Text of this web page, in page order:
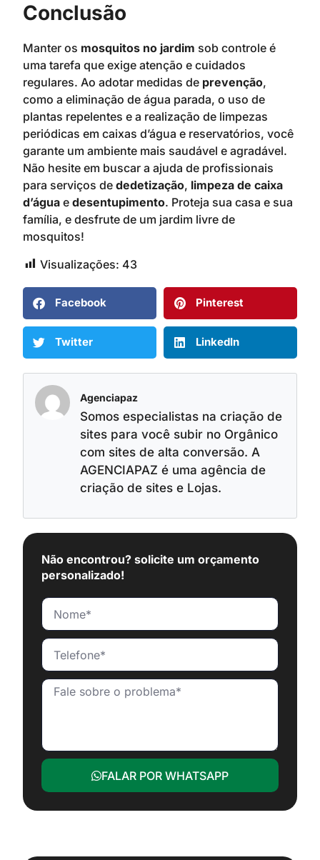
Conclusão
Manter os mosquitos no jardim sob controle é
uma tarefa que exige atenção e cuidados
regulares. Ao adotar medidas de prevenção,
como a eliminação de água parada, o uso de
plantas repelentes e a realização de limpezas
periódicas em caixas d’água e reservatórios, você
garante um ambiente mais saudável e agradável.
Não hesite em buscar a ajuda de profissionais
para serviços de dedetização, limpeza de caixa
d’água e desentupimento. Proteja sua casa e sua
família, e desfrute de um jardim livre de
mosquitos!
Visualizações: 43
Facebook Pinterest
Twitter LinkedIn
Agenciapaz
Somos especialistas na criação de
sites para você subir no Orgânico
com sites de alta conversão. A
AGENCIAPAZ é uma agência de
criação de sites e Lojas.
Não encontrou? solicite um orçamento
personalizado!
FALAR POR WHATSAPP